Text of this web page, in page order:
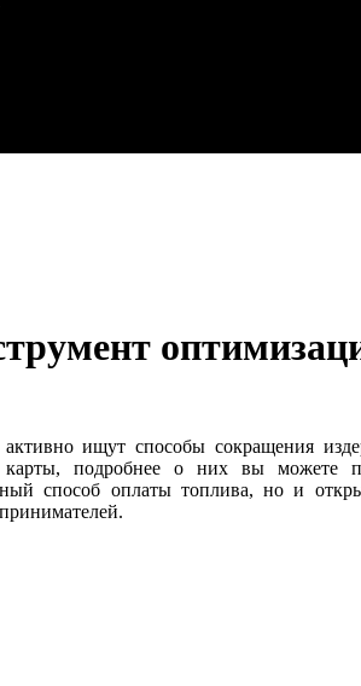
ищут способы сокращения
карты, подробнее о них вы можете
способ оплаты топлива, но и